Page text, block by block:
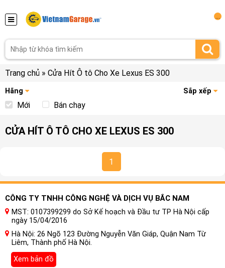
Trang chủ » Cửa Hít Ô tô Cho Xe Lexus ES 300
Hãng Sắp xếp
Mới Bán chạy
CỬA HÍT Ô TÔ CHO XE LEXUS ES 300
1
CÔNG TY TNHH CÔNG NGHỆ VÀ DỊCH VỤ BẮC NAM
MST: 0107399299 do Sở Kế hoạch và Đầu tư TP Hà Nội cấp
ngày 15/04/2016
Hà Nội: 26 Ngõ 123 Đường Nguyễn Văn Giáp, Quận Nam Từ
Liêm, Thành phố Hà Nội.
Xem bản đồ